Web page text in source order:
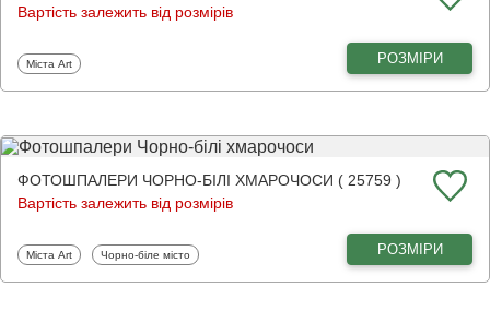
Вартість залежить від розмірів
Фотошпалери
Міста Art РОЗМІРИ
ФОТОШПАЛЕРИ ЧОРНО-БІЛІ ХМАРОЧОСИ ( 25759 )
Вартість залежить від розмірів
Фотошпалери
Міста Art Фотошпалери
Чорно-біле місто РОЗМІРИ